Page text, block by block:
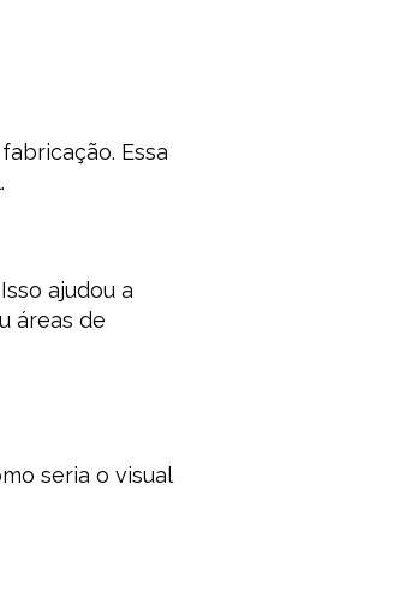
Essa
ajudou a
áreas de
seria o visual